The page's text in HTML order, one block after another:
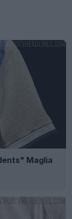
Maglia